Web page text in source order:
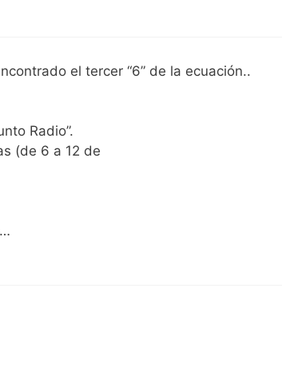
el tercer “6” de la ecuación..
Radio”.
(de 6 a 12 de